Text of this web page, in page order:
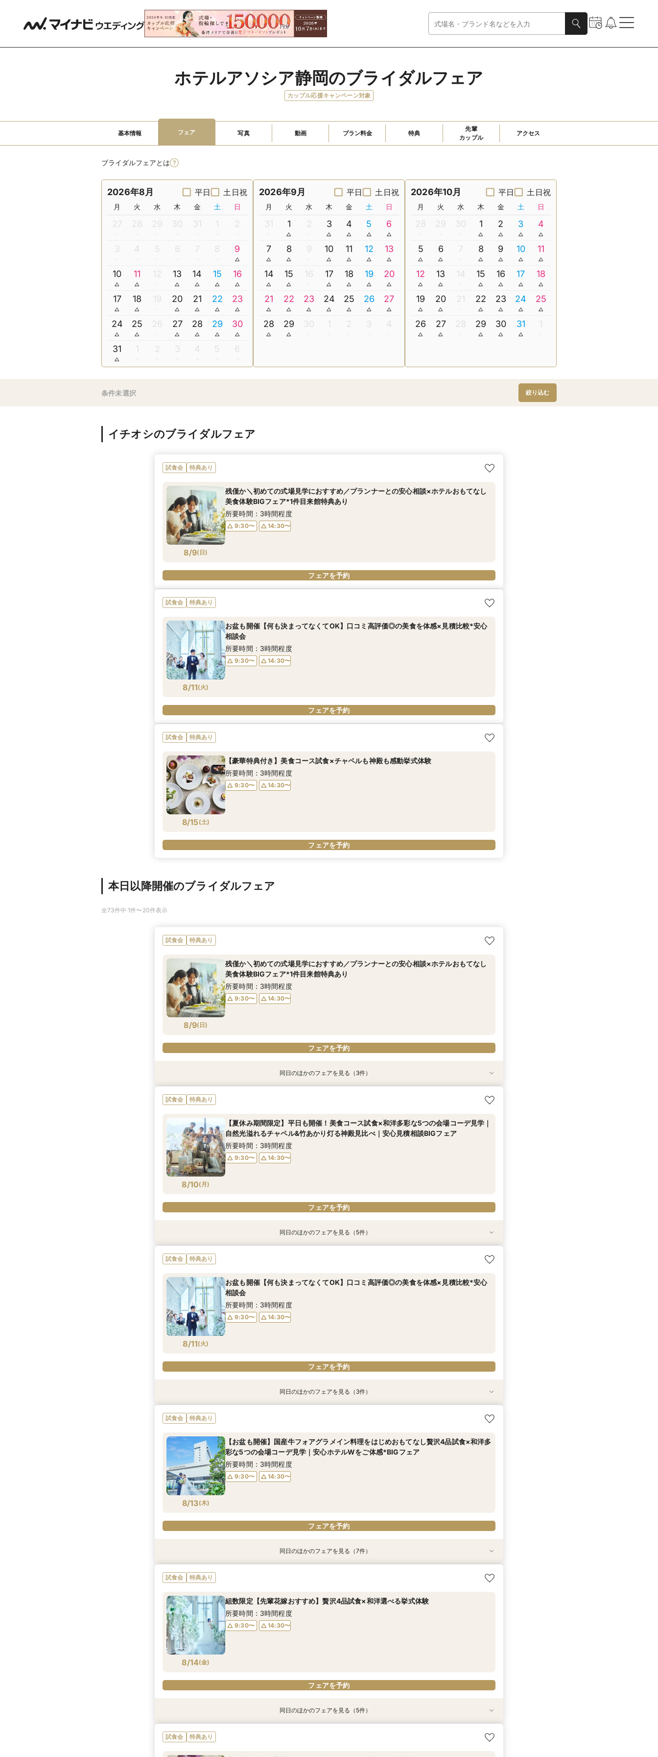
ホテルアソシア静岡のブライダルフェア
カップル応援キャンペーン対象
基本情報 フェア 写真 動画 プラン料金 特典
先輩
カップル
アクセス
ブライダルフェアとは
2026年8月 平日 土日祝
月 火 水 木 金 土 日
27 28 29 30 31 1 2
3 4 5 6 7 8 9
10 11 12 13 14 15 16
17 18 19 20 21 22 23
24 25 26 27 28 29 30
31 1 2 3 4 5 6
2026年9月 平日 土日祝
月 火 水 木 金 土 日
31 1 2 3 4 5 6
7 8 9 10 11 12 13
14 15 16 17 18 19 20
21 22 23 24 25 26 27
28 29 30 1 2 3 4
2026年10月 平日 土日祝
月 火 水 木 金 土 日
28 29 30 1 2 3 4
5 6 7 8 9 10 11
12 13 14 15 16 17 18
19 20 21 22 23 24 25
26 27 28 29 30 31 1
条件未選択 絞り込む
イチオシのブライダルフェア
試食会 特典あり
8/9( 日)
残僅か＼初めての式場見学におすすめ／プランナーとの安心相談×ホテルおもてなし
美食体験BIGフェア*1件目来館特典あり
所要時間：3時間程度
9:30〜 14:30〜
フェアを予約
試食会 特典あり
8/11(火)
お盆も開催【何も決まってなくてOK】口コミ高評価◎の美食を体感×見積比較*安心
相談会
所要時間：3時間程度
9:30〜 14:30〜
フェアを予約
試食会 特典あり
8/15(土)
【豪華特典付き】美食コース試食×チャペルも神殿も感動挙式体験
所要時間：3時間程度
9:30〜 14:30〜
フェアを予約
本日以降開催のブライダルフェア
全73件中 1件〜20件表示
試食会 特典あり
8/9( 日)
残僅か＼初めての式場見学におすすめ／プランナーとの安心相談×ホテルおもてなし
美食体験BIGフェア*1件目来館特典あり
所要時間：3時間程度
9:30〜 14:30〜
フェアを予約
8/9(日)
神殿×竹あかり《アカリノワ》フォトプラン&幻想的な神殿見学×見積相談フェア◆ス
所要時間：3時間程度
10:00〜 15:00〜
8/9(日)
【6名～30名少人数W】～ご自宅のような和室会場から静岡を見渡す会場まで有り～
もご用意
所要時間：3時間程度
9:30〜 14:30〜
8/9(日)
所要時間：3時間程度
9:30〜 14:30〜
同日のほかのフェアを見る（3件）
試食会 特典あり
8/10( 月)
【夏休み期間限定】平日も開催！美食コース試食×和洋多彩な5つの会場コーデ見学｜
自然光溢れるチャペル&竹あかり灯る神殿見比べ｜安心見積相談BIGフェア
所要時間：3時間程度
9:30〜 14:30〜
フェアを予約
8/10(月)
【90分*クイック相談会】ホテルウエディング丸わかりフェア◆まずは気軽に参加1社
所要時間：1時間程度
18:00〜
8/10(月)
神殿×竹あかり《アカリノワ》フォトプラン&幻想的な神殿見学×見積相談フェア◆ス
所要時間：3時間程度
10:00〜
8/10(月)
【6名～30名少人数W】～ご自宅のような和室会場から静岡を見渡す会場まで有り～
もご用意
所要時間：3時間程度
9:30〜 14:30〜
8/10(月)
11:00〜
13:30〜
15:00〜
8/10(月)
【アソシア特製スイーツ試食付BIGフェア】限定2組＊お見積相談会◇1件目来館特典
所要時間：2時間程度
10:00〜
13:00〜
14:00〜
15:00〜
同日のほかのフェアを見る（5件）
試食会 特典あり
8/11(火)
お盆も開催【何も決まってなくてOK】口コミ高評価◎の美食を体感×見積比較*安心
相談会
所要時間：3時間程度
9:30〜 14:30〜
フェアを予約
8/11(火)
神殿×竹あかり《アカリノワ》フォトプラン&幻想的な神殿見学×見積相談フェア◆ス
所要時間：3時間程度
10:00〜 15:00〜
8/11(火)
【6名～30名少人数W】～ご自宅のような和室会場から静岡を見渡す会場まで有り～
もご用意
所要時間：3時間程度
9:30〜 14:30〜
8/11(火)
所要時間：3時間程度
9:30〜 14:30〜
同日のほかのフェアを見る（3件）
試食会 特典あり
8/13(木)
【お盆も開催】国産牛フォアグラメイン料理をはじめおもてなし贅沢4品試食×和洋多
彩な5つの会場コーデ見学｜安心ホテルWをご体感*BIGフェア
所要時間：3時間程度
9:30〜 14:30〜
フェアを予約
8/13( 木
【90分*クイック相談会】ホテルウエディング丸わかりフェア◆まずは気軽に参加1社
所要時間：1時間程度
18:00〜
8/13( 木
10:00〜 14:30〜
8/13( 木
【6名～30名少人数W】～ご自宅のような和室会場から静岡を見渡す会場まで有り～
もご用意
所要時間：3時間程度
9:30〜 14:30〜
8/13( 木
10:00〜 15:00〜
8/13( 木
所要時間：3時間程度
9:30〜 14:30〜
8/13( 木
＼満足度◎豪華特典付き充実フェア／1件目来館でホテルレストランペアディナー券
キ試食≫
所要時間：5時間程度
10:00〜 13:00〜
8/13( 木
【アソシア特製スイーツ試食付BIGフェア】限定2組＊お見積相談会◇1件目来館特典
所要時間：2時間程度
10:00〜
11:00〜
13:00〜
14:00〜
同日のほかのフェアを見る（7件）
試食会 特典あり
8/14(金)
組数限定【先輩花嫁おすすめ】贅沢4品試食×和洋選べる挙式体験
所要時間：3時間程度
9:30〜 14:30〜
フェアを予約
神殿×竹あかり《アカリノワ》フォトプラン&幻想的な神殿見学×見積相談フェア◆ス
【6名～30名少人数W】～ご自宅のような和室会場から静岡を見渡す会場まで有り～
＼満足度◎豪華特典付き充実フェア／1件目来館でホテルレストランペアディナー券
【アソシア特製スイーツ試食付BIGフェア】限定2組＊お見積相談会◇1件目来館特典
同日のほかのフェアを見る（5件）
試食会 特典あり